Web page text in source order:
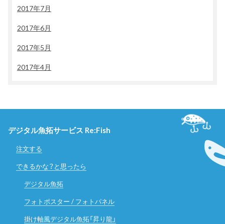
2017年7月
2017年6月
2017年5月
2017年4月
デジタル魚拓サービス Re:Fish
注文する
できるかな？と思ったら
デジタル魚拓
フォトポスター / フォトパネル
掛け軸風デジタル魚拓「昇り龍」